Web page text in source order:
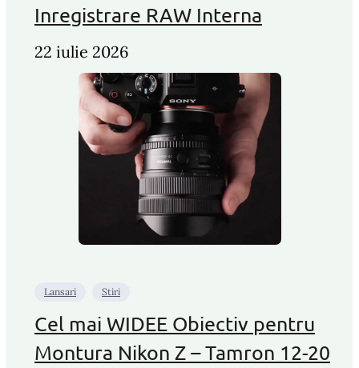
Inregistrare RAW Interna
22 iulie 2026
Lansari Stiri
Cel mai WIDEE Obiectiv pentru
Montura Nikon Z – Tamron 12-20